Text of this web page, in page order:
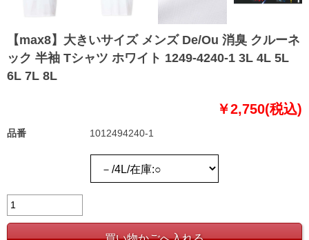
【max8】大きいサイズ メンズ De/Ou 消臭 クルーネ
ック 半袖 Tシャツ ホワイト 1249-4240-1 3L 4L 5L
6L 7L 8L
￥2,750(税込)
品番 1012494240-1